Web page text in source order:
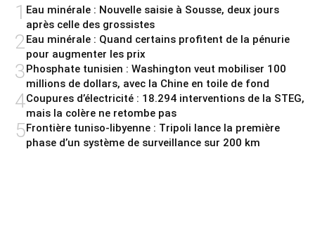
1 Eau minérale : Nouvelle saisie à Sousse, deux jours
après celle des grossistes
2Eau minérale : Quand certains profitent de la pénurie
pour augmenter les prix
3Phosphate tunisien : Washington veut mobiliser 100
millions de dollars, avec la Chine en toile de fond
4Coupures d’électricité : 18.294 interventions de la STEG,
mais la colère ne retombe pas
5Frontière tuniso-libyenne : Tripoli lance la première
phase d’un système de surveillance sur 200 km